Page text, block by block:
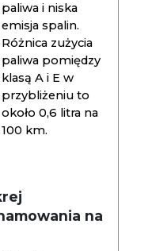
paliwa i niska
emisja spalin.
Różnica zużycia
paliwa pomiędzy
klasą A i E w
przybliżeniu to
około 0,6 litra na
100 km.
na